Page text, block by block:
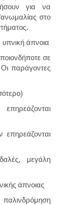
για να
στο
υπνική άπνοια
σε
Οι παράγοντες
μεγάλη
άπνοιας
παλινδρόμηση